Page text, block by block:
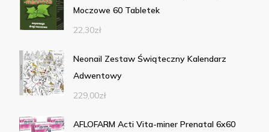
Moczowe 60 Tabletek
22,30zł
Neonail Zestaw Świąteczny Kalendarz
Adwentowy
229,00zł
AFLOFARM Acti Vita-miner Prenatal 6x60